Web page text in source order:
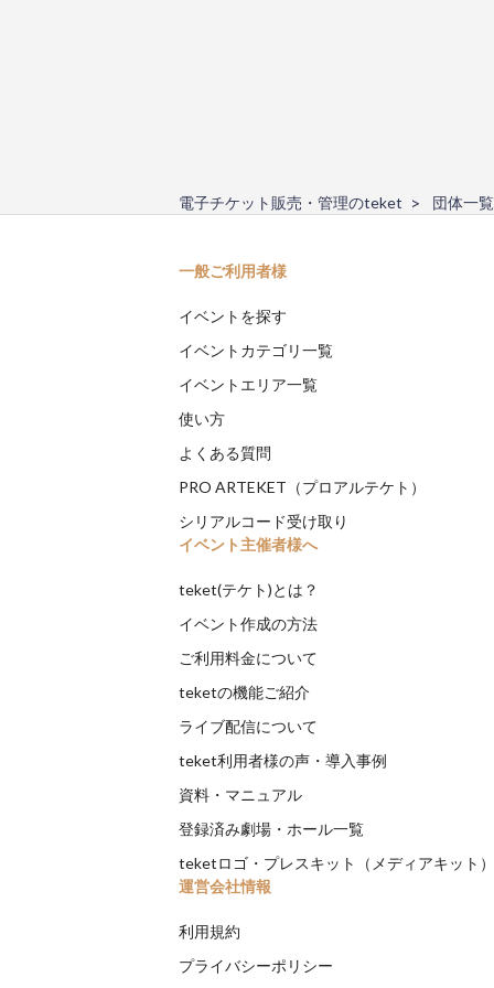
電子チケット販売・管理のteket 団体一覧
一般ご利用者様
イベントを探す
イベントカテゴリ一覧
イベントエリア一覧
使い方
よくある質問
PRO ARTEKET（プロアルテケト）
シリアルコード受け取り
イベント主催者様へ
teket(テケト)とは？
イベント作成の方法
ご利用料金について
teketの機能ご紹介
ライブ配信について
teket利用者様の声・導入事例
資料・マニュアル
登録済み劇場・ホール一覧
teketロゴ・プレスキット（メディアキット）
運営会社情報
利用規約
プライバシーポリシー